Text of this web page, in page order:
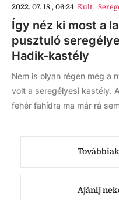
2022. 07. 18., 06:24 Kult,
Így néz ki most a
pusztuló
Hadik-kastély
Nem is olyan régen még a
volt a seregélyesi kastély.
fehér fahídra ma már rá
Ajánlj